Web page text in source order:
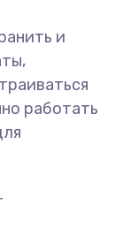
и
работать